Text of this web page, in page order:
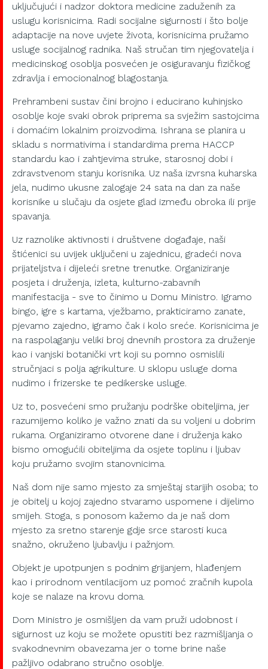
uključujući i nadzor doktora medicine zaduženih za
uslugu korisnicima. Radi socijalne sigurnosti i što bolje
adaptacije na nove uvjete života, korisnicima pružamo
usluge socijalnog radnika. Naš stručan tim njegovatelja i
medicinskog osoblja posvećen je osiguravanju fizičkog
zdravlja i emocionalnog blagostanja.
Prehrambeni sustav čini brojno i educirano kuhinjsko
osoblje koje svaki obrok priprema sa svježim sastojcima
i domaćim lokalnim proizvodima. Ishrana se planira u
skladu s normativima i standardima prema HACCP
standardu kao i zahtjevima struke, starosnoj dobi i
zdravstvenom stanju korisnika. Uz naša izvrsna kuharska
jela, nudimo ukusne zalogaje 24 sata na dan za naše
korisnike u slučaju da osjete glad između obroka ili prije
spavanja.
Uz raznolike aktivnosti i društvene događaje, naši
štićenici su uvijek uključeni u zajednicu, gradeći nova
prijateljstva i dijeleći sretne trenutke. Organiziranje
posjeta i druženja, izleta, kulturno-zabavnih
manifestacija - sve to činimo u Domu Ministro. Igramo
bingo, igre s kartama, vježbamo, prakticiramo zanate,
pjevamo zajedno, igramo čak i kolo sreće. Korisnicima je
na raspolaganju veliki broj dnevnih prostora za druženje
kao i vanjski botanički vrt koji su pomno osmislili
stručnjaci s polja agrikulture. U sklopu usluge doma
nudimo i frizerske te pedikerske usluge.
Uz to, posvećeni smo pružanju podrške obiteljima, jer
razumijemo koliko je važno znati da su voljeni u dobrim
rukama. Organiziramo otvorene dane i druženja kako
bismo omogućili obiteljima da osjete toplinu i ljubav
koju pružamo svojim stanovnicima.
Naš dom nije samo mjesto za smještaj starijih osoba; to
je obitelj u kojoj zajedno stvaramo uspomene i dijelimo
smijeh. Stoga, s ponosom kažemo da je naš dom
mjesto za sretno starenje gdje srce starosti kuca
snažno, okruženo ljubavlju i pažnjom.
Objekt je upotpunjen s podnim grijanjem, hlađenjem
kao i prirodnom ventilacijom uz pomoć zračnih kupola
koje se nalaze na krovu doma.
Dom Ministro je osmišljen da vam pruži udobnost i
sigurnost uz koju se možete opustiti bez razmišljanja o
svakodnevnim obavezama jer o tome brine naše
pažljivo odabrano stručno osoblje.